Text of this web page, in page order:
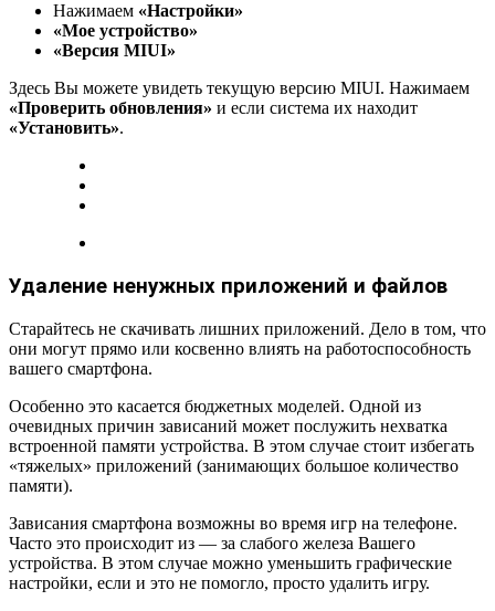
Нажимаем «Настройки»
«Мое устройство»
«Версия MIUI»
Здесь Вы можете увидеть текущую версию MIUI. Нажимаем
«Проверить обновления» и если система их находит
«Установить».
Удаление ненужных приложений и файлов
Старайтесь не скачивать лишних приложений. Дело в том, что
они могут прямо или косвенно влиять на работоспособность
вашего смартфона.
Особенно это касается бюджетных моделей. Одной из
очевидных причин зависаний может послужить нехватка
встроенной памяти устройства. В этом случае стоит избегать
«тяжелых» приложений (занимающих большое количество
памяти).
Зависания смартфона возможны во время игр на телефоне.
Часто это происходит из — за слабого железа Вашего
устройства. В этом случае можно уменьшить графические
настройки, если и это не помогло, просто удалить игру.